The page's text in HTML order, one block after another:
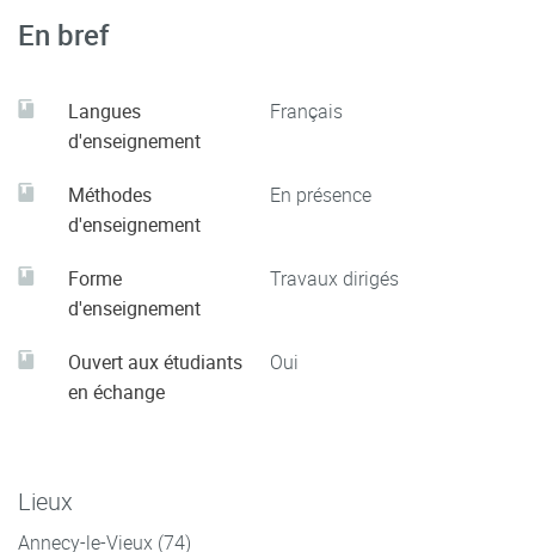
En bref
Langues
d'enseignement
Français
Méthodes
d'enseignement
En présence
Forme
d'enseignement
Travaux dirigés
Ouvert aux étudiants
en échange
Oui
Lieux
Annecy-le-Vieux (74)